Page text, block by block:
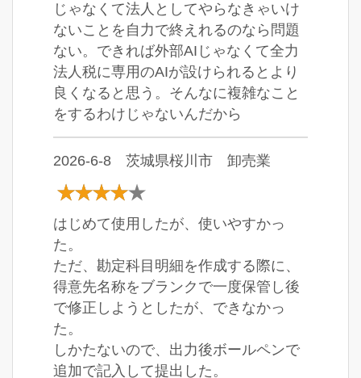
じゃなくて法人としてやらなきゃいけ
ないことを自力で終えれるのなら問題
ない。できれば外部AIじゃなくて全力
法人税に専用のAIが設けられるとより
良くなると思う。そんなに複雑なこと
をするわけじゃないんだから
2026-6-8 茨城県桜川市 卸売業
はじめて使用したが、使いやすかっ
た。
ただ、勘定科目明細を作成する際に、
得意先名称をブランクで一度保管し後
で修正しようとしたが、できなかっ
た。
しかたないので、出力後ボールペンで
追加で記入して提出した。